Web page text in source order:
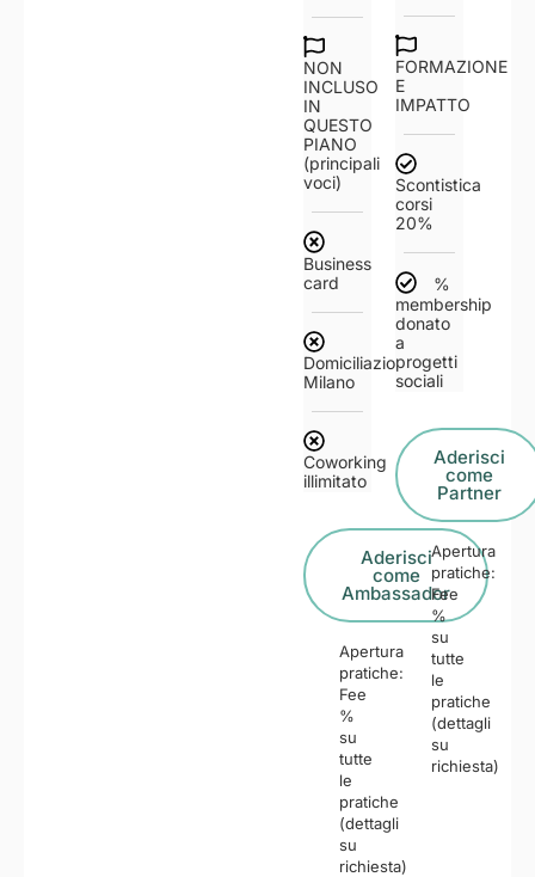
NON
INCLUSO
IN
QUESTO
PIANO
(principali
voci)
Business
card
Domiciliazione
Milano
Coworking
illimitato
Aderisci
come
Ambassador
Apertura
pratiche:
Fee
%
su
tutte
le
pratiche
(dettagli
su
richiesta)
FORMAZIONE
E
IMPATTO
Scontistica
corsi
20%
%
membership
donato
a
progetti
sociali
Aderisci
come
Partner
Apertura
pratiche:
Fee
%
su
tutte
le
pratiche
(dettagli
su
richiesta)